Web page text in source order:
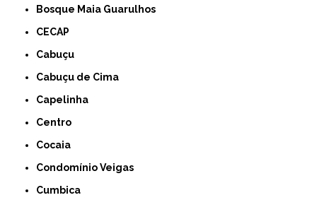
Bosque Maia Guarulhos
CECAP
Cabuçu
Cabuçu de Cima
Capelinha
Centro
Cocaia
Condomínio Veigas
Cumbica